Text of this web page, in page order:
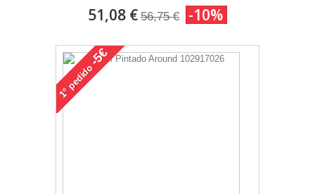
51,08 € 56,75 € -10%
1°
pedido
-5€